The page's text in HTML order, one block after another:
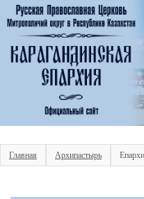
Главная Архипастырь